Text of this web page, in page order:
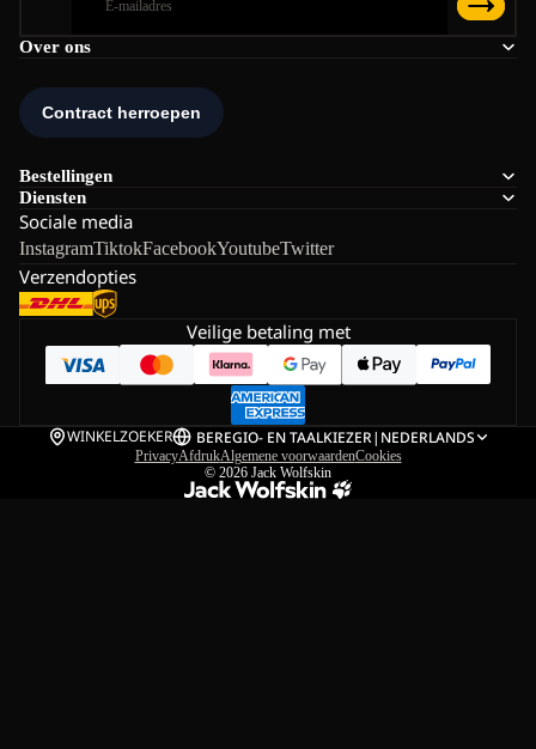
Over ons
Bestellingen
Diensten
Sociale media
InstagramTiktokFacebookYoutubeTwitter
Verzendopties
Veilige betaling met
WINKELZOEKER BEREGIO- EN TAALKIEZER| NEDERLANDS
PrivacyAfdrukAlgemene voorwaardenCookies
© 2026 Jack Wolfskin